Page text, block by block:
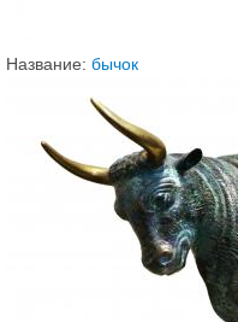
Название: бычок